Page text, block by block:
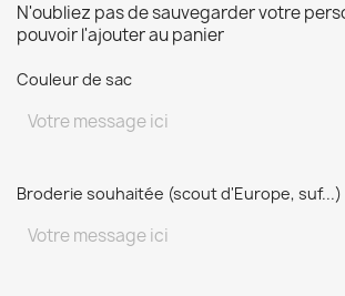
N'oubliez pas de sauvegarder votre
pouvoir l'ajouter au panier
Couleur de sac
Broderie souhaitée (scout d'Europe, suf...)